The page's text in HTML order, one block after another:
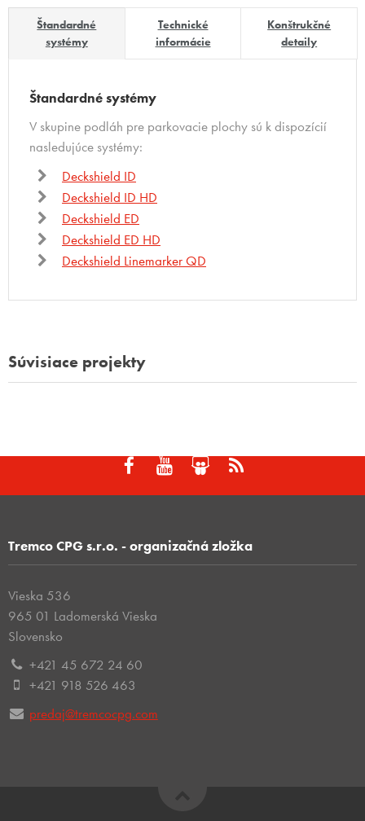
Štandardné
systémy
Technické
informácie
Konštrukčné
detaily
Štandardné systémy
V skupine podláh pre parkovacie plochy sú k dispozícií
nasledujúce systémy:
Deckshield ID
Deckshield ID HD
Deckshield ED
Deckshield ED HD
Deckshield Linemarker QD
Súvisiace projekty
Tremco CPG s.r.o. - organizačná zložka
Vieska 536
965 01 Ladomerská Vieska
Slovensko
+421 45 672 24 60
+421 918 526 463
predaj@tremcocpg.com